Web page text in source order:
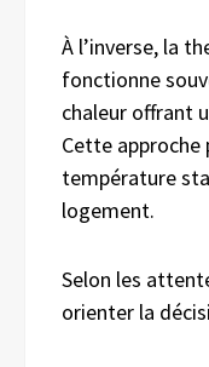
À l’inverse, la
fonctionne
chaleur offrant
Cette
température
logement.
Selon les
orienter la